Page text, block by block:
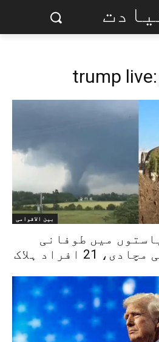
trump live
بین الاقوامی
میں طوفانی
افراد ہلاک